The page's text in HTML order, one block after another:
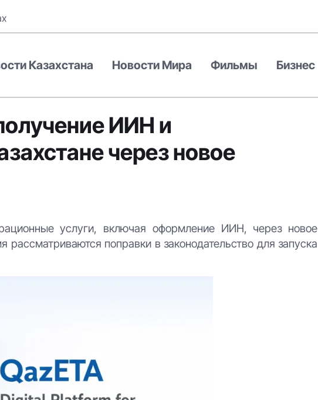
Казахстана Новости Мира Фильмы Бизнес
ИИН и
через новое
услуги, включая оформление ИИН, через новое
поправки в законодательство для запуска